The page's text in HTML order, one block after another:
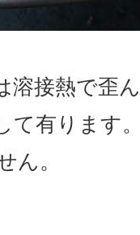
溶接熱で歪
て有ります
ん。